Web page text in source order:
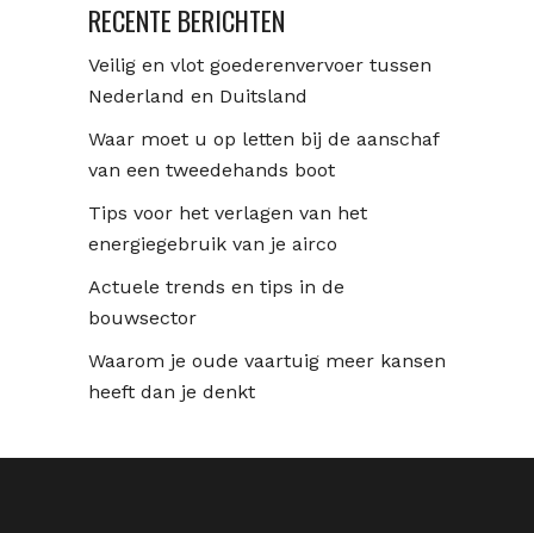
RECENTE BERICHTEN
Veilig en vlot goederenvervoer tussen
Nederland en Duitsland
Waar moet u op letten bij de aanschaf
van een tweedehands boot
Tips voor het verlagen van het
energiegebruik van je airco
Actuele trends en tips in de
bouwsector
Waarom je oude vaartuig meer kansen
heeft dan je denkt